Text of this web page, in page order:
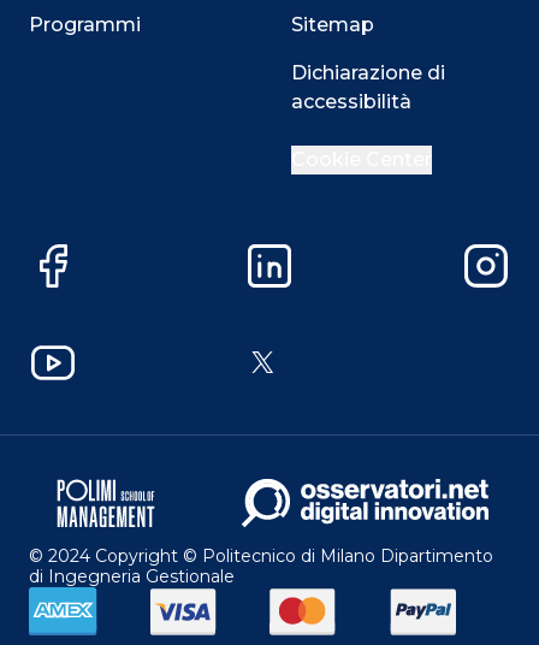
Programmi Sitemap
Dichiarazione di
accessibilità
Facebook LinkedIn
YouTube X
© 2024 Copyright © Politecnico di Milano Dipartimento
di Ingegneria Gestionale